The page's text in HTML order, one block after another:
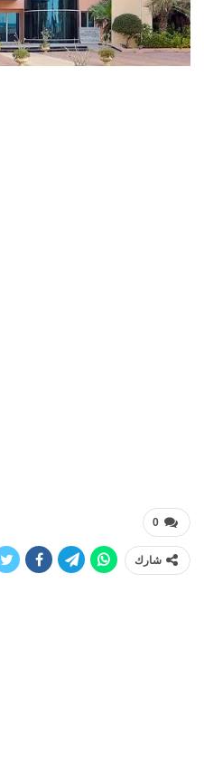
0
شارك